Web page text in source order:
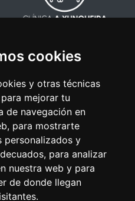
cookies
y otras técnicas
mejorar tu
de navegación en
para mostrarte
personalizados y
para analizar
nuestra web y para
de donde llegan